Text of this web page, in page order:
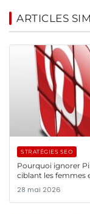
ARTICLES
STRATÉGIES SEO
Pourquoi ignorer
ciblant les femmes
28 mai 2026